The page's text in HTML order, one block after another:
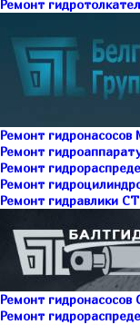
Ремонт
Ремонт гидронасосов
Ремонт
Ремонт
Ремонт
Ремонт гидравлики
Ремонт гидронасосов
Ремонт